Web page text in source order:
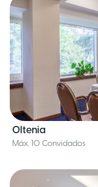
Oltenia
Máx. 10 Convidados